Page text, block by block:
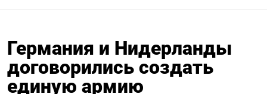
Германия и Нидерланды
договорились создать
единую армию